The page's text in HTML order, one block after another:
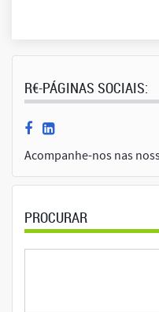
R€-PÁGINAS SOCIAIS:
Acompanhe-nos nas
PROCURAR